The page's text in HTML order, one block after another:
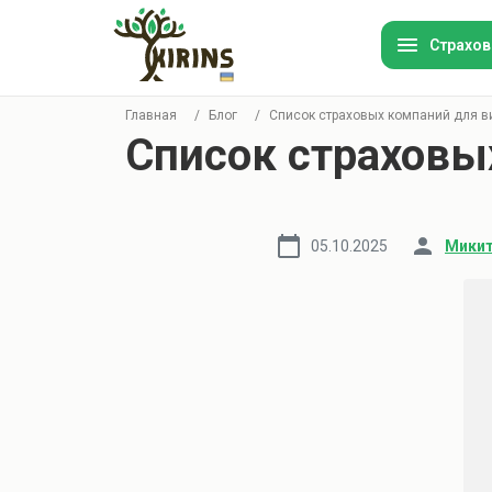
Главная / Блог / Список страховых компаний для
Список
05.10.2025